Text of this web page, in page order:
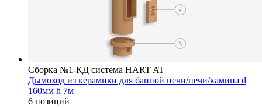
Сборка №1-КД система HART AT
Дымоход из керамики для банной печи/печи/камина d
160мм h 7м
6 позиций